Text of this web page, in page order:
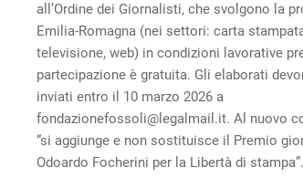
all’Ordine dei Giornalisti, che svolgono la
Emilia-Romagna (nei settori: carta
televisione, web) in condizioni lavorative
partecipazione è gratuita. Gli elaborati
inviati entro il 10 marzo 2026 a
fondazionefossoli@legalmail.it. Al nuovo
“si aggiunge e non sostituisce il Premio
Odoardo Focherini per la Libertà di